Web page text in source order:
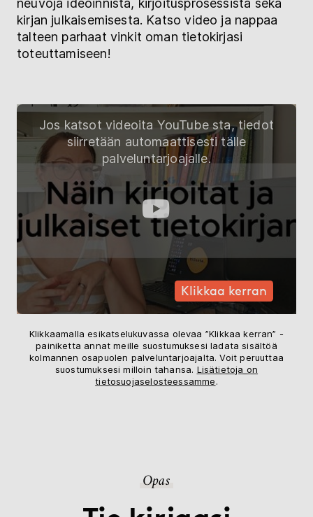
neuvoja ideoinnista, kirjoitusprosessista sekä
kirjan julkaisemisesta. Katso video ja nappaa
talteen parhaat vinkit oman tietokirjasi
toteuttamiseen!
Jos katsot videoita YouTube sta, tiedot
siirretään automaattisesti tälle
palveluntarjoajalle.
Klikkaa kerran
Klikkaamalla esikatselukuvassa olevaa ”Klikkaa kerran” -
painiketta annat meille suostumuksesi ladata sisältöä
kolmannen osapuolen palveluntarjoajalta. Voit peruuttaa
suostumuksesi milloin tahansa. Lisätietoja on
tietosuojaselosteessamme.
Opas